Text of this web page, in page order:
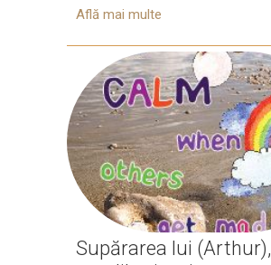
Află mai multe
Supărarea lui (Arthur),